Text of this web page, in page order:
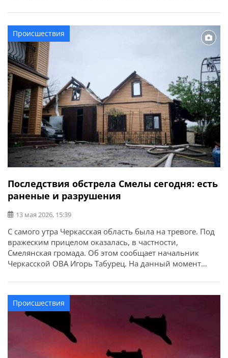
Смелянский городской совет. На одной локации
вражеский БпЛА попал в дерево между частными
домами. Имеются повреждения домовладений и
близлежащей территории. Еще на одной локации — […]
Происшествия
Последствия обстрела Смелы сегодня: есть
раненые и разрушения
13 мая 2026, 15:39
С самого утра Черкасская область была на тревоге. Под
вражеским прицелом оказалась, в частности,
Смелянская громада. Об этом сообщает начальник
Черкасской ОВА Игорь Табурец. На данный момент
в городе Смела и соседних селах. Речь идет о жилой
инфраструктуре. Есть трое травмированных: двое –
тяжелые, один – средней тяжести. […]
Происшествия